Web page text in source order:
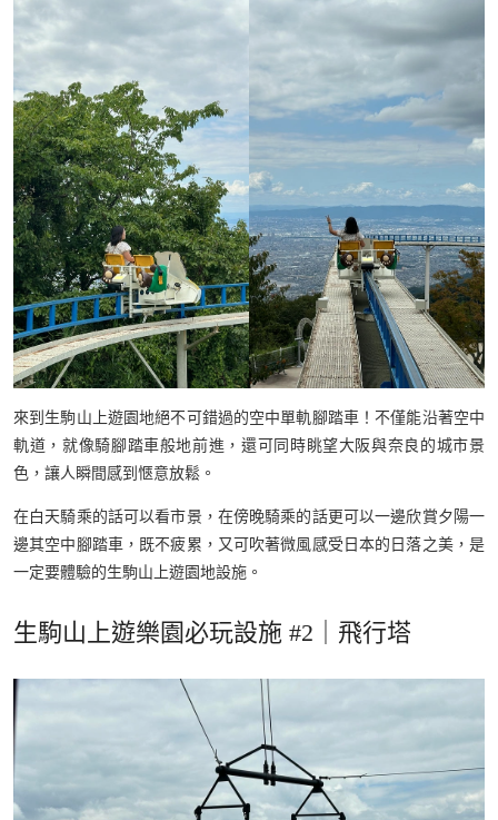
來到生駒山上遊園地絕不可錯過的空中單軌腳踏車！不僅能沿著空中
軌道，就像騎腳踏車般地前進，還可同時眺望大阪與奈良的城市景
色，讓人瞬間感到愜意放鬆。
在白天騎乘的話可以看市景，在傍晚騎乘的話更可以一邊欣賞夕陽一
邊其空中腳踏車，既不疲累，又可吹著微風感受日本的日落之美，是
一定要體驗的生駒山上遊園地設施。
生駒山上遊樂園必玩設施 #2｜飛行塔